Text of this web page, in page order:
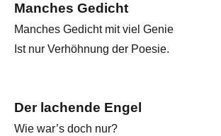
Manches Gedicht
Manches Gedicht mit viel Genie
Ist nur Verhöhnung der Poesie.
Der lachende Engel
Wie war’s doch nur?